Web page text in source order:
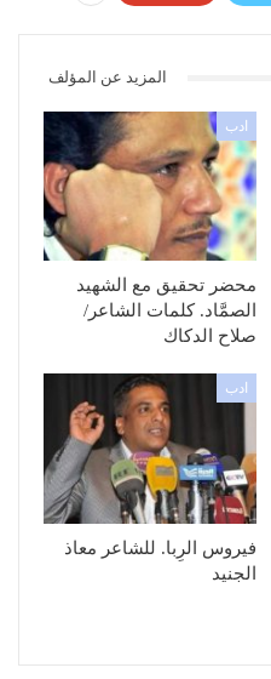
المزيد عن المؤلف
ادب
محضر تحقيق مع الشهيد
الصمَّاد. كلمات الشاعر/
صلاح الدكاك
ادب
فيروس الرِبا. للشاعر معاذ
الجنيد